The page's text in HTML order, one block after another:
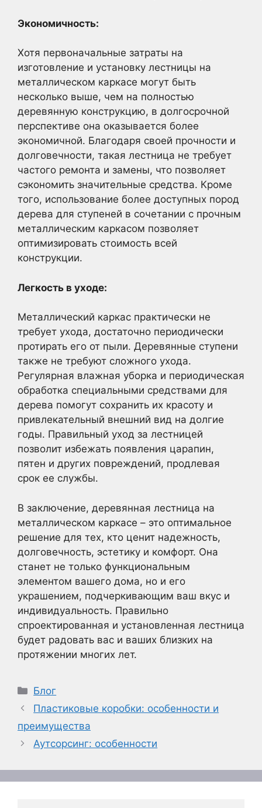
Экономичность:
Хотя первоначальные затраты на
изготовление и установку лестницы на
металлическом каркасе могут быть
несколько выше, чем на полностью
деревянную конструкцию, в долгосрочной
перспективе она оказывается более
экономичной. Благодаря своей прочности и
долговечности, такая лестница не требует
частого ремонта и замены, что позволяет
сэкономить значительные средства. Кроме
того, использование более доступных пород
дерева для ступеней в сочетании с прочным
металлическим каркасом позволяет
оптимизировать стоимость всей
конструкции.
Легкость в уходе:
Металлический каркас практически не
требует ухода, достаточно периодически
протирать его от пыли. Деревянные ступени
также не требуют сложного ухода.
Регулярная влажная уборка и периодическая
обработка специальными средствами для
дерева помогут сохранить их красоту и
привлекательный внешний вид на долгие
годы. Правильный уход за лестницей
позволит избежать появления царапин,
пятен и других повреждений, продлевая
срок ее службы.
В заключение, деревянная лестница на
металлическом каркасе – это оптимальное
решение для тех, кто ценит надежность,
долговечность, эстетику и комфорт. Она
станет не только функциональным
элементом вашего дома, но и его
украшением, подчеркивающим ваш вкус и
индивидуальность. Правильно
спроектированная и установленная лестница
будет радовать вас и ваших близких на
протяжении многих лет.
Рубрики
Блог
Пластиковые коробки: особенности и
преимущества
Аутсорсинг: особенности